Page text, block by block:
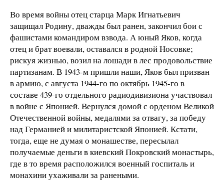
Во время войны отец старца Марк Игнатьевич
защищал Родину, дважды был ранен, закончил бои с
фашистами командиром взвода. А юный Яков, когда
отец и брат воевали, оставался в родной Носовке;
рискуя жизнью, возил на лошади в лес продовольствие
партизанам. В 1943-м пришли наши, Яков был призван
в армию, с августа 1944-го по октябрь 1945-го в
составе 439-го отдельного радиодивизиона участвовал
в войне с Японией. Вернулся домой с орденом Великой
Отечественной войны, медалями за отвагу, за победу
над Германией и милитаристской Японией. Кстати,
тогда, еще не думая о монашестве, пересылал
получаемые деньги в киевский Покровский монастырь,
где в то время расположился военный госпиталь и
монахини ухаживали за ранеными.